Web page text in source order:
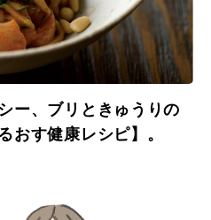
ー、ブリときゅうりの
おす健康レシピ】。